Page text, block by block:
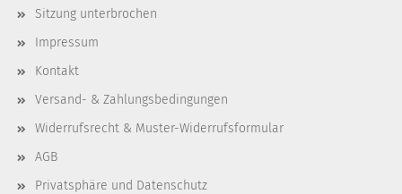
Sitzung unterbrochen
Impressum
Kontakt
Versand- & Zahlungsbedingungen
Widerrufsrecht & Muster-Widerrufsformular
AGB
Privatsphäre und Datenschutz